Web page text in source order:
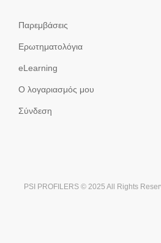
Παρεμβάσεις
Ερωτηματολόγια
eLearning
Ο λογαριασμός μου
Σύνδεση
PSI PROFILERS © 2025 All Rights